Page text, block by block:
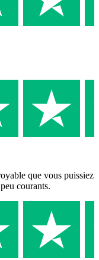
que vous puissiez
courants.